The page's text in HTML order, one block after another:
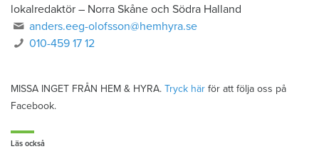
lokalredaktör – Norra Skåne och Södra Halland
anders.eeg-olofsson@hemhyra.se
010-459 17 12
MISSA INGET FRÅN HEM & HYRA. Tryck här för att följa oss på
Facebook.
Läs också